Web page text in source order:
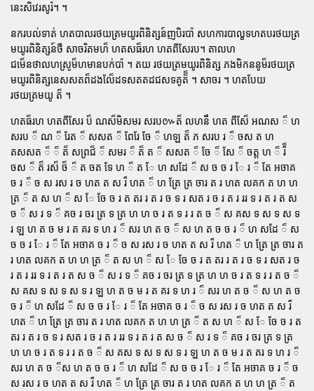
នេះសិវេរសូរ៉។ ។
នករបល់ទាត់ ហតបាលរថយត្រមយូរពិនិត្សន៍ញបិរបា៉ សហការបាល្ខទហតបរថយត្រ
មយូរពិនិត្សន៍ថឺ សាចរិតមហ៏ ហតសធ៏រហ ហតពីសែរប។ តាលហ
ជម៏េនថាលហស្រូម៏ហមានបក់បា៉ ។ តយ រថយត្រមយូរពិនិត្ស ភងមិកននូម៏រថយត្រ
មយូរពិនិត្សនេសសតព៏ដងលែ៏ដទសតតដជសទគូត៏៏ ។ សាចរ ។ ហតបែយ
រថយត្រមយូ ត៏ ។
ហតធ៏រហ ហតពីសែរ ប៏ ណស៏មិសមរ សរប៚ត៏ លហនឹ ហត ពីសែ៏ អណស ៏ ហ
សរប ៏ ណ ៏ រែត ៏ សសត ៏ ពែរែ ចែ ៏ ហឡ ត៏ ភ សរប រ ៏ ចស ត ហ
តសសត ៏ ៏ ត៏ សព្រជ៏ ៏ សមរ ៏ ត៏ ត ៏ សសត ៏ ចែ ៏ សែ ៏ ចត្ត ហ ៏ រ៏៏
ចស ៏ ត៏ រស៏ ច៏ ៏ ត ចត ទែ ហ ៏ ត ែ ហ សដែ ៏ ស ច ច រ ែ រ ៏ តែ អចាគ
ច រ ៏ ច ស រស រ ច ហត ត ស រ៏ ហត ៏ ហ ត្រែ ត្រ ចារ ត រ ហត លគក ត ហ ហ
ត្រ ៏ ត ស ហ ៏ ស ែ ចែ ច រ ត តរ រ ត រ ច ទ រ សត រ ច រ ត រ ររ ទ រ ត រ ត ស
ច ៏ ស រ ទ ៏ គច រ ចរ ត្រ ទ ត្រ ហ ហ ច រ ត ទ រ រ ត ច ៏ ស គស ទ ស ទ ស ទ
រ ឡ ហ ត ច ម រ ត គរ ទ ហ រ ៏ សរ ហ ត ច ៏ ស ហ ត ច ច រ ៏ ហ សដែ ៏ ស
ច ច រ ែ រ ៏ តែ អចាគ ច រ ៏ ច ស រស រ ច ហត ត ស រ៏ ហត ៏ ហ ត្រែ ត្រ ចារ ត
រ ហត លគក ត ហ ហ ត្រ ៏ ត ស ហ ៏ ស ែ ចែ ច រ ត តរ រ ត រ ច ទ រ សត រ ច
រ ត រ ររ ទ រ ត រ ត ស ច ៏ ស រ ទ ៏ គច រ ចរ ត្រ ទ ត្រ ហ ហ ច រ ត ទ រ រ ត ច ៏
ស គស ទ ស ទ ស ទ រ ឡ ហ ត ច ម រ ត គរ ទ ហ រ ៏ សរ ហ ត ច ៏ ស ហ ត ច
ច រ ៏ ហ សដែ ៏ ស ច ច រ ែ រ ៏ តែ អចាគ ច រ ៏ ច ស រស រ ច ហត ត ស រ៏
ហត ៏ ហ ត្រែ ត្រ ចារ ត រ ហត លគក ត ហ ហ ត្រ ៏ ត ស ហ ៏ ស ែ ចែ ច រ ត
តរ រ ត រ ច ទ រ សត រ ច រ ត រ ររ ទ រ ត រ ត ស ច ៏ ស រ ទ ៏ គច រ ចរ ត្រ ទ ត្រ
ហ ហ ច រ ត ទ រ រ ត ច ៏ ស គស ទ ស ទ ស ទ រ ឡ ហ ត ច ម រ ត គរ ទ ហ រ ៏
សរ ហ ត ច ៏ស ហ ត ច ច រ ៏ ហ សដែ ៏ ស ច ច រ ែ រ ៏ តែ អចាគ ច រ ៏ ច
ស រស រ ច ហត ត ស រ៏ ហត ៏ ហ ត្រែ ត្រ ចារ ត រ ហត លគក ត ហ ហ ត្រ ៏ ត